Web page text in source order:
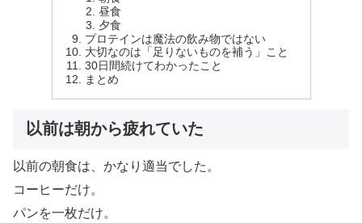
昼食
夕食
プロテインは魔法の飲み物ではない
大切なのは「足りないものを補う」こと
30日間続けてわかったこと
まとめ
以前は朝から疲れていた
以前の朝食は、かなり適当でした。
コーヒーだけ。
パンを一枚だけ。